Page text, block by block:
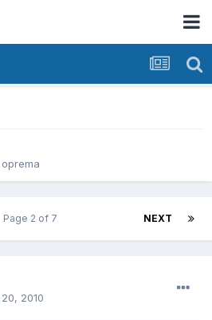
NEXT
Page 2 of 7
2010